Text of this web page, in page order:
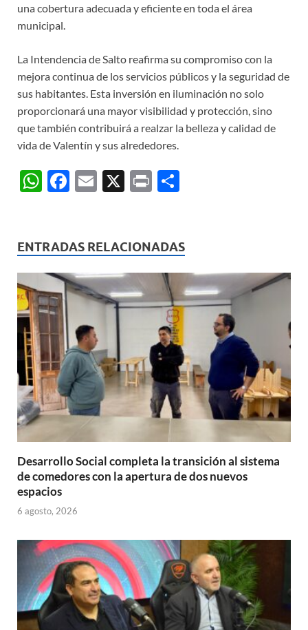
una cobertura adecuada y eficiente en toda el área
municipal.
La Intendencia de Salto reafirma su compromiso con la
mejora continua de los servicios públicos y la seguridad de
sus habitantes. Esta inversión en iluminación no solo
proporcionará una mayor visibilidad y protección, sino
que también contribuirá a realzar la belleza y calidad de
vida de Valentín y sus alrededores.
W
s
A
p
p
F
b
o
o
E
X
P
p
ar
ti
r
ENTRADAS RELACIONADAS
Desarrollo Social completa la transición al sistema
de comedores con la apertura de dos nuevos
espacios
6 agosto, 2026